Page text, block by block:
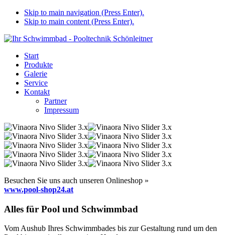
Skip to main navigation (Press Enter).
Skip to main content (Press Enter).
Start
Produkte
Galerie
Service
Kontakt
Partner
Impressum
Besuchen Sie uns auch unseren Onlineshop »
www.pool-shop24.at
Alles für Pool und Schwimmbad
Vom Aushub Ihres Schwimmbades bis zur Gestaltung rund um den